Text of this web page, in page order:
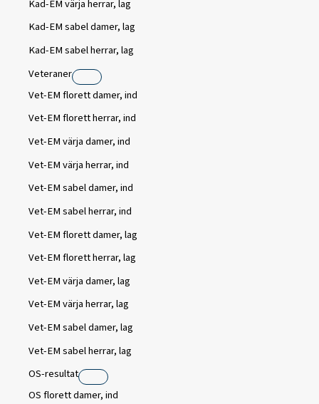
Kad-EM värja herrar, lag
Kad-EM sabel damer, lag
Kad-EM sabel herrar, lag
Veteraner
Vet-EM florett damer, ind
Vet-EM florett herrar, ind
Vet-EM värja damer, ind
Vet-EM värja herrar, ind
Vet-EM sabel damer, ind
Vet-EM sabel herrar, ind
Vet-EM florett damer, lag
Vet-EM florett herrar, lag
Vet-EM värja damer, lag
Vet-EM värja herrar, lag
Vet-EM sabel damer, lag
Vet-EM sabel herrar, lag
OS-resultat
OS florett damer, ind